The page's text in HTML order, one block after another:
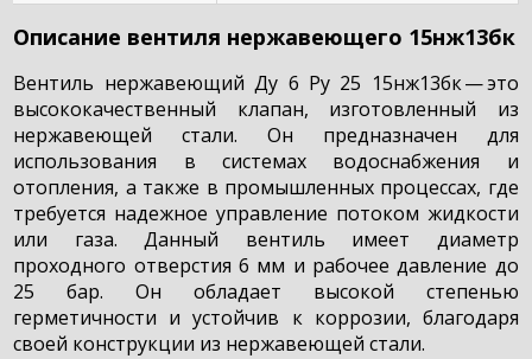
Описание вентиля нержавеющего 15нж13бк
Вентиль нержавеющий Ду 6 Ру 25 15нж13бк — это
высококачественный клапан, изготовленный из
нержавеющей стали. Он предназначен для
использования в системах водоснабжения и
отопления, а также в промышленных процессах, где
требуется надежное управление потоком жидкости
или газа. Данный вентиль имеет диаметр
проходного отверстия 6 мм и рабочее давление до
25 бар. Он обладает высокой степенью
герметичности и устойчив к коррозии, благодаря
своей конструкции из нержавеющей стали.